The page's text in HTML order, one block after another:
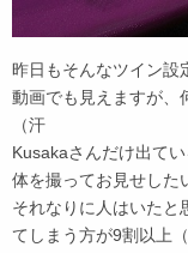
昨日もそんなツイン設
動画でも見えますが、
（汗
Kusakaさんだけ出て
体を撮ってお見せした
それなりに人はいたと
てしまう方が9割以上